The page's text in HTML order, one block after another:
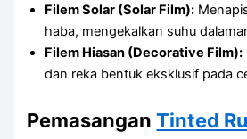
Filem Solar (Solar Film):
haba, mengekalkan suhu
Filem Hiasan (Decorative Film):
dan reka bentuk eksklusif pada
PemasanganTinted